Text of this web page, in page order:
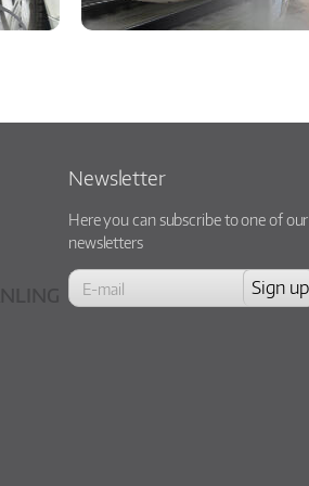
Newsletter
Here you can subscribe to one of our
newsletters